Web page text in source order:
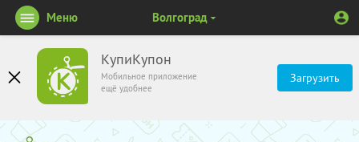
КупиКупон
Мобильное приложение
ещё удобнее
Загрузить
Меню Волгоград